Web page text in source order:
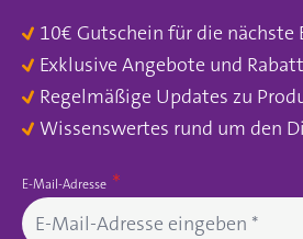
10€ Gutschein für die nächste
Exklusive Angebote und
Regelmäßige Updates zu
Wissenswertes rund um den
E-Mail-Adresse